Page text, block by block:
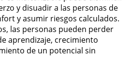
y disuadir a las personas de
y asumir riesgos calculados.
las personas pueden perder
aprendizaje, crecimiento
de un potencial sin